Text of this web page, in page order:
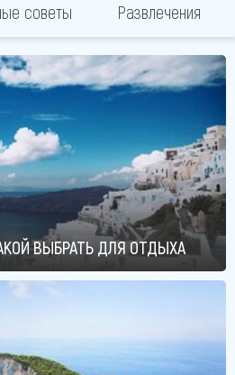
советы Развлечения
ВЫБРАТЬ ДЛЯ ОТДЫХА